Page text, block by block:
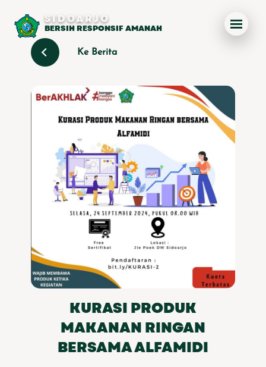
SIDOARJO
BERSIH RESPONSIF AMANAH
Ke Berita
KURASI PRODUK
MAKANAN RINGAN
BERSAMA ALFAMIDI